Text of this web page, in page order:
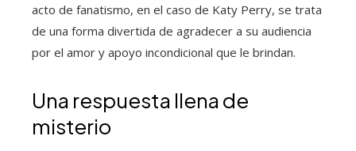
acto de fanatismo, en el caso de Katy Perry, se trata
de una forma divertida de agradecer a su audiencia
por el amor y apoyo incondicional que le brindan.
Una respuesta llena de
misterio